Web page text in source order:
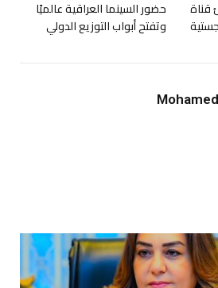
قناة
حضور السينما العراقية عالميًا
وتفتح أبواب التوزيع الدولي